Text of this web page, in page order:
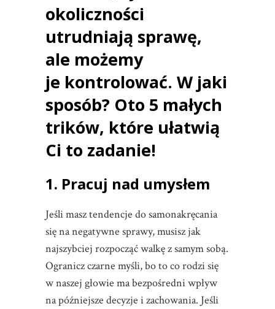
okoliczności
utrudniają sprawę,
ale możemy
je kontrolować. W jaki
sposób? Oto 5 małych
trików, które ułatwią
Ci to zadanie!
1. Pracuj nad umysłem
Jeśli masz tendencje do samonakręcania
się na negatywne sprawy, musisz jak
najszybciej rozpocząć walkę z samym sobą.
Ogranicz czarne myśli, bo to co rodzi się
w naszej głowie ma bezpośredni wpływ
na późniejsze decyzje i zachowania. Jeśli